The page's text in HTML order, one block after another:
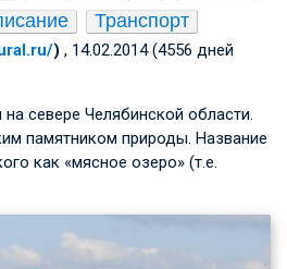
Транспорт
) , 14.02.2014 (4556 дней
севере Челябинской области.
памятником природы. Название
как «мясное озеро» (т.е.